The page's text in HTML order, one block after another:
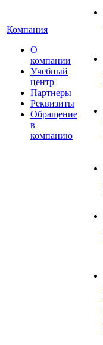
Компания
О
компании
Учебный
центр
Партнеры
Реквизиты
Обращение
в
компанию